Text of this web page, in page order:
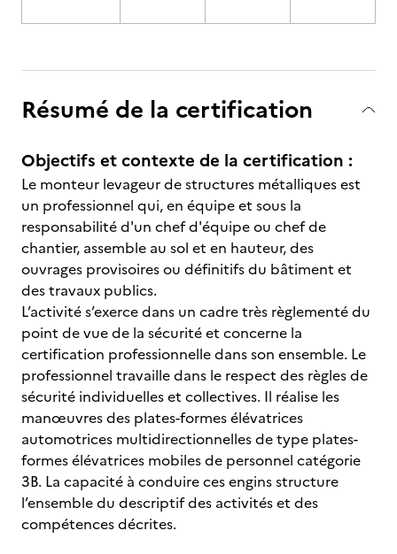
Résumé de la certification
Objectifs et contexte de la certification :
Le monteur levageur de structures métalliques est
un professionnel qui, en équipe et sous la
responsabilité d'un chef d'équipe ou chef de
chantier, assemble au sol et en hauteur, des
ouvrages provisoires ou définitifs du bâtiment et
des travaux publics.
L’activité s’exerce dans un cadre très règlementé du
point de vue de la sécurité et concerne la
certification professionnelle dans son ensemble. Le
professionnel travaille dans le respect des règles de
sécurité individuelles et collectives. Il réalise les
manœuvres des plates-formes élévatrices
automotrices multidirectionnelles de type plates-
formes élévatrices mobiles de personnel catégorie
3B. La capacité à conduire ces engins structure
l’ensemble du descriptif des activités et des
compétences décrites.